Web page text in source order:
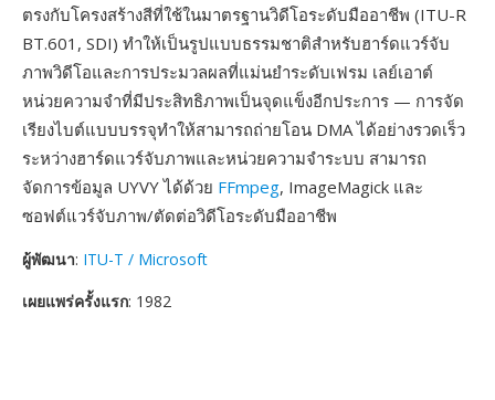
ตรงกับโครงสร้างสีที่ใช้ในมาตรฐานวิดีโอระดับมืออาชีพ (ITU-R
BT.601, SDI) ทำให้เป็นรูปแบบธรรมชาติสำหรับฮาร์ดแวร์จับ
ภาพวิดีโอและการประมวลผลที่แม่นยำระดับเฟรม เลย์เอาต์
หน่วยความจำที่มีประสิทธิภาพเป็นจุดแข็งอีกประการ — การจัด
เรียงไบต์แบบบรรจุทำให้สามารถถ่ายโอน DMA ได้อย่างรวดเร็ว
ระหว่างฮาร์ดแวร์จับภาพและหน่วยความจำระบบ สามารถ
จัดการข้อมูล UYVY ได้ด้วย FFmpeg, ImageMagick และ
ซอฟต์แวร์จับภาพ/ตัดต่อวิดีโอระดับมืออาชีพ
ผู้พัฒนา: ITU-T / Microsoft
เผยแพร่ครั้งแรก: 1982